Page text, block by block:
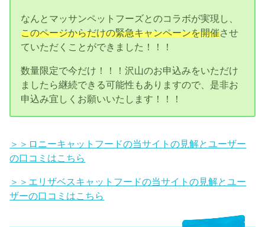
なんとマッサンペットフーズとのコラボが実現し、
このページからだけの緊急キャンペーンを開催させ
ていただくことができました！！！
数量限定で今だけ！！！沢山のお申込みをいただけ
ましたら継続できる可能性もありますので、是非お
申込み宜しくお願いいたします！！！
＞＞ロニーキャットフードの当サイトの見解とユーザー
の口コミはこちら
＞＞エリザベスキャットフードの当サイトの見解とユー
ザーの口コミはこちら